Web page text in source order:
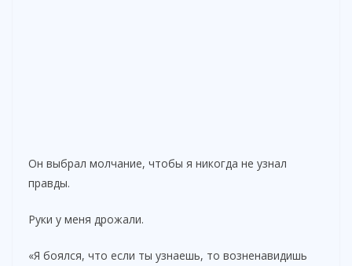
Он выбрал молчание, чтобы я никогда не узнал
правды.
Руки у меня дрожали.
«Я боялся, что если ты узнаешь, то возненавидишь